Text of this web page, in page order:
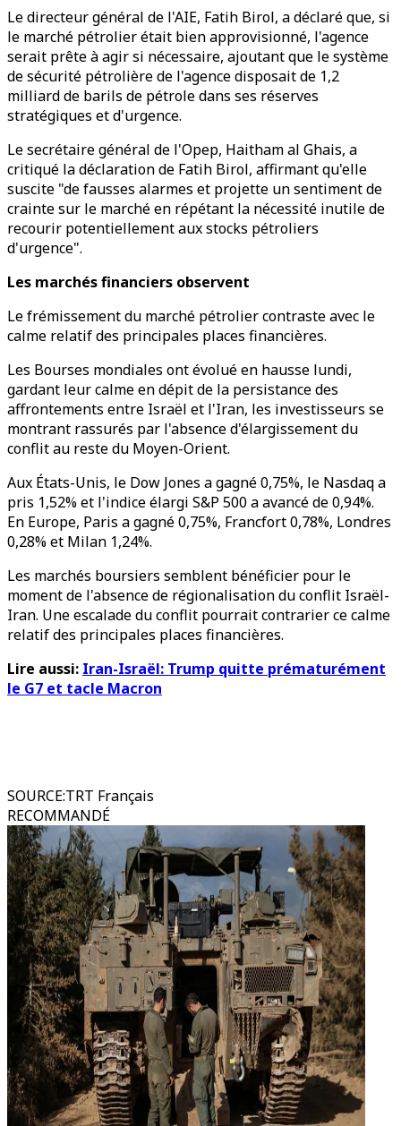
Le directeur général de l'AIE, Fatih Birol, a déclaré que, si
le marché pétrolier était bien approvisionné, l'agence
serait prête à agir si nécessaire, ajoutant que le système
de sécurité pétrolière de l'agence disposait de 1,2
milliard de barils de pétrole dans ses réserves
stratégiques et d'urgence.
Le secrétaire général de l'Opep, Haitham al Ghais, a
critiqué la déclaration de Fatih Birol, affirmant qu'elle
suscite "de fausses alarmes et projette un sentiment de
crainte sur le marché en répétant la nécessité inutile de
recourir potentiellement aux stocks pétroliers
d'urgence".
Les marchés financiers observent
Le frémissement du marché pétrolier contraste avec le
calme relatif des principales places financières.
Les Bourses mondiales ont évolué en hausse lundi,
gardant leur calme en dépit de la persistance des
affrontements entre Israël et l'Iran, les investisseurs se
montrant rassurés par l'absence d'élargissement du
conflit au reste du Moyen-Orient.
Aux États-Unis, le Dow Jones a gagné 0,75%, le Nasdaq a
pris 1,52% et l'indice élargi S&P 500 a avancé de 0,94%.
En Europe, Paris a gagné 0,75%, Francfort 0,78%, Londres
0,28% et Milan 1,24%.
Les marchés boursiers semblent bénéficier pour le
moment de l'absence de régionalisation du conflit Israël-
Iran. Une escalade du conflit pourrait contrarier ce calme
relatif des principales places financières.
Lire aussi: Iran-Israël: Trump quitte prématurément
le G7 et tacle Macron
SOURCE:TRT Français
RECOMMANDÉ